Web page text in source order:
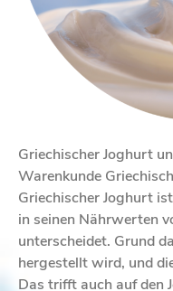
Griechischer Joghurt
Warenkunde
Griechischer Joghurt
in seinen Nährwerten
unterscheidet. Grund
hergestellt wird, und
Das trifft auch auf den